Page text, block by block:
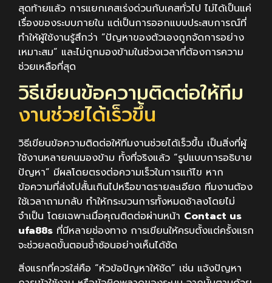
สุดท้ายแล้ว การแยกเคสเร่งด่วนกับเคสทั่วไป ไม่ได้เป็นแค่
เรื่องของระบบภายใน แต่เป็นการออกแบบประสบการณ์ที่
ทำให้ผู้ใช้งานรู้สึกว่า “ปัญหาของตัวเองถูกจัดการอย่าง
เหมาะสม” และไม่ถูกมองข้ามในช่วงเวลาที่ต้องการความ
ช่วยเหลือที่สุด
วิธีเขียนข้อความติดต่อให้ทีม
งานช่วยได้เร็วขึ้น
วิธีเขียนข้อความติดต่อให้ทีมงานช่วยได้เร็วขึ้น เป็นสิ่งที่ผู้
ใช้งานหลายคนมองข้าม ทั้งที่จริงแล้ว “รูปแบบการอธิบาย
ปัญหา” มีผลโดยตรงต่อความเร็วในการแก้ไข หาก
ข้อความที่ส่งไปสั้นเกินไปหรือขาดรายละเอียด ทีมงานต้อง
ใช้เวลาถามกลับ ทำให้กระบวนการทั้งหมดช้าลงโดยไม่
จำเป็น โดยเฉพาะเมื่อคุณติดต่อผ่านหน้า Contact us
ufa88s ที่มีหลายช่องทาง การเขียนให้ครบตั้งแต่ครั้งแรก
จะช่วยลดขั้นตอนซ้ำซ้อนอย่างเห็นได้ชัด
สิ่งแรกที่ควรใส่คือ “หัวข้อปัญหาให้ชัด” เช่น แจ้งปัญหา